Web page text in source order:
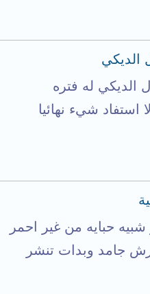
الديكي
الديكي له فتره
استفاد شيء نهائيا
لها 3بثور شبيه حبايه من غير احمر
جامد وبدات تنشر